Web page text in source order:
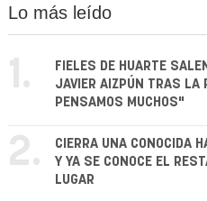
Lo más leído
1.
FIELES DE HUARTE
JAVIER AIZPÚN TRAS LA
PENSAMOS MUCHOS"
2.
CIERRA UNA CONOCIDA
Y YA SE CONOCE EL
LUGAR